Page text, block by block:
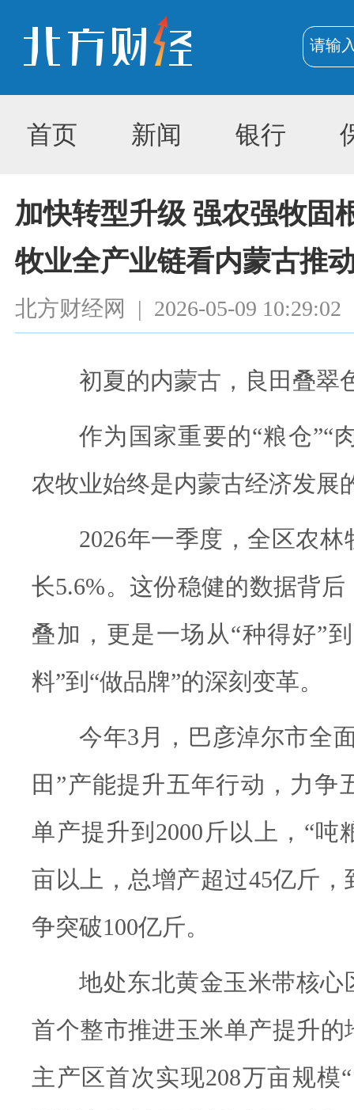
首页 新闻 银行
加快转型升级 强农强牧
牧业全产业链看内蒙古推
北方财经网 | 2026-05-09 10:29:02
初夏的内蒙古，良田叠翠
作为国家重要的“粮仓”“
农牧业始终是内蒙古经济发展
2026年一季度，全区农
长5.6%。这份稳健的数据背
叠加，更是一场从“种得好”
料”到“做品牌”的深刻变革。
今年3月，巴彦淖尔市全
田”产能提升五年行动，力争
单产提升到2000斤以上，“吨
亩以上，总增产超过45亿斤，
争突破100亿斤。
地处东北黄金玉米带核心
首个整市推进玉米单产提升
主产区首次实现208万亩规模